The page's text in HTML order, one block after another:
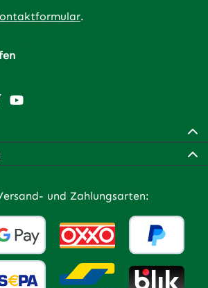
.
– öffnet in neuem Tab
vorbei – öffnet in neuem Tab
mit uns auf LinkedIn – öffnet in
auf Pinterest inspirieren – öffnet
dich mit uns auf Xing – öffnet
Sieh dir unsere Videos auf YouTube
und Zahlungsarten: